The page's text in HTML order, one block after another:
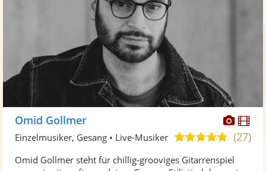
Omid Gollmer
5,0
5
(27)
Einzelmusiker, Gesang • Live-Musiker
Omid Gollmer steht für chillig-grooviges Gitarrenspiel